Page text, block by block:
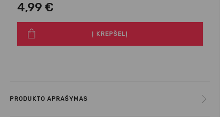
4,99 €
Į KREPŠELĮ
PRODUKTO APRAŠYMAS